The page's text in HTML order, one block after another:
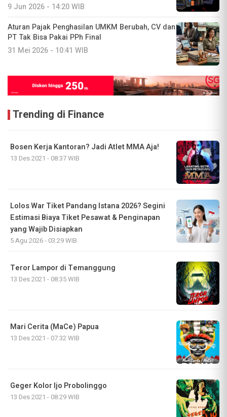
9 Jun 2026 - 14:20 WIB
Aturan Pajak Penghasilan UMKM Berubah, CV dan
PT Tak Bisa Pakai PPh Final
31 Mei 2026 - 10:41 WIB
Trending di Finance
Bosen Kerja Kantoran? Jadi Atlet MMA Aja!
13 Des 2021 - 08:37 WIB
Lolos War Tiket Pandang Istana 2026? Segini
Estimasi Biaya Tiket Pesawat & Penginapan
yang Wajib Disiapkan
5 Agu 2026 - 03:29 WIB
Teror Lampor di Temanggung
13 Des 2021 - 08:35 WIB
Mari Cerita (MaCe) Papua
13 Des 2021 - 07:32 WIB
Geger Kolor Ijo Probolinggo
13 Des 2021 - 08:29 WIB